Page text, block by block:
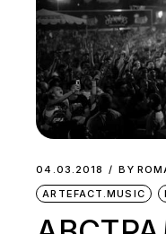
04.03.2018 BY
ARTEFACT.MUSIC